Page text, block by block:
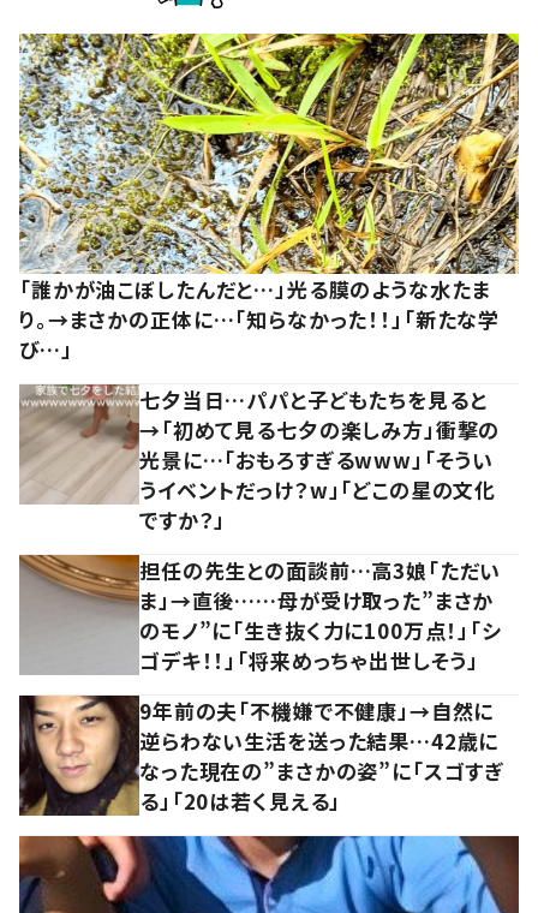
「誰かが油こぼしたんだと…」光る膜のような水たま
り。→まさかの正体に…「知らなかった！！」「新たな学
び…」
七夕当日…パパと子どもたちを見ると
→「初めて見る七夕の楽しみ方」衝撃の
光景に…「おもろすぎるwww」「そうい
うイベントだっけ？w」「どこの星の文化
ですか？」
担任の先生との面談前…高3娘「ただい
ま」→直後……母が受け取った”まさか
のモノ”に「生き抜く力に100万点！」「シ
ゴデキ！！」「将来めっちゃ出世しそう」
9年前の夫「不機嫌で不健康」→自然に
逆らわない生活を送った結果…42歳に
なった現在の”まさかの姿”に「スゴすぎ
る」「20は若く見える」